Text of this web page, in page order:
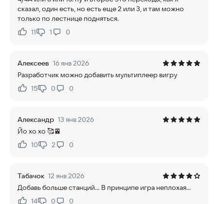
сказал, один есть, но есть еще 2 или 3, и там можно
только по лестнице подняться.
Нравится:
11Не нравится:
1 0
Алексеев 16 янв 2026
Разработчик можно добавить мультиплеер вигру
Нравится:
15Не нравится:
0 0
Александр 13 янв 2026
Йо хо хо 🥰🚈
Нравится:
10Не нравится:
2 0
Табачок 12 янв 2026
Добавь больше станций... В принципе игра неплохая...
14 0 0